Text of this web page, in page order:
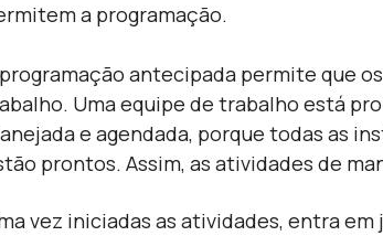
a programação.
antecipada permite que
Uma equipe de trabalho está
e agendada, porque todas as
prontos. Assim, as atividades de
vez iniciadas as atividades, entra